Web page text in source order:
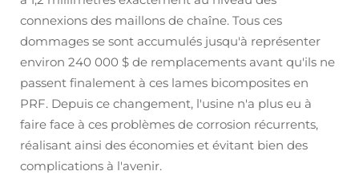
connexions des maillons de chaîne. Tous ces
dommages se sont accumulés jusqu'à représenter
environ 240 000 $ de remplacements avant qu'ils ne
passent finalement à ces lames bicomposites en
PRF. Depuis ce changement, l'usine n'a plus eu à
faire face à ces problèmes de corrosion récurrents,
réalisant ainsi des économies et évitant bien des
complications à l'avenir.